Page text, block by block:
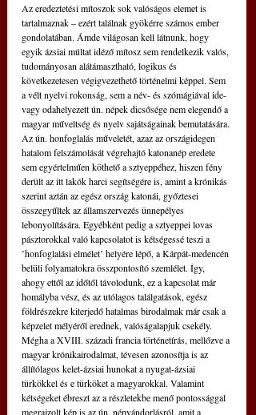
Az eredeztetési mítoszok sok valóságos elemet is
tartalmaznak – ezért találnak gyökérre számos ember
gondolatában. Ámde világosan kell látnunk, hogy
egyik ázsiai múltat idéző mítosz sem rendelkezik valós,
tudományosan alátámasztható, logikus és
következetesen végigvezethető történelmi képpel. Sem
a vélt nyelvi rokonság, sem a név- és szómágiával ide-
vagy odahelyezett ún. népek dicsősége nem elegendő a
magyar műveltség és nyelv sajátságainak bemutatására.
Az ún. honfoglalás műveletét, azaz az országidegen
hatalom felszámolását végrehajtó katonanép eredete
sem egyértelműen köthető a sztyeppéhez, hiszen fény
derült az itt lakók harci segítségére is, amint a krónikás
szerint aztán az egész ország katonái, győztesei
összegyűltek az államszervezés ünnepélyes
lebonyolítására. Egyébként pedig a sztyeppei lovas
pásztorokkal való kapcsolatot is kétségessé teszi a
’honfoglalási elmélet’ helyére lépő, a Kárpát-medencén
belüli folyamatokra összpontosító szemlélet. Így,
ahogy ettől az időtől távolodunk, ez a kapcsolat már
homályba vész, és az utólagos találgatások, egész
földrészekre kiterjedő hatalmas birodalmak már csak a
képzelet mélyéről erednek, valóságalapjuk csekély.
Mégha a XVIII. századi francia történetírás, mellőzve a
magyar krónikairodalmat, tévesen azonosítja is az
állítólagos kelet-ázsiai hunokat a nyugat-ázsiai
türkökkel és e türköket a magyarokkal. Valamint
kétségeket ébreszt az a részletekbe menő pontossággal
megrajzolt kép is az ún. népvándorlásról, amit a